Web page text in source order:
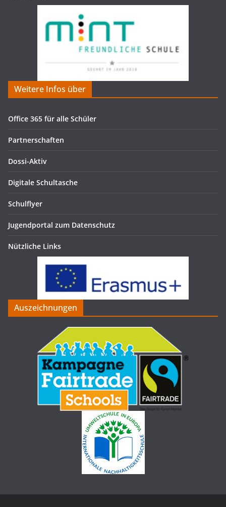
Weitere Infos über
Office 365 für alle Schüler
Partnerschaften
Dossi-Aktiv
Digitale Schultasche
Schulflyer
Jugendportal zum Datenschutz
Nützliche Links
Auszeichnungen